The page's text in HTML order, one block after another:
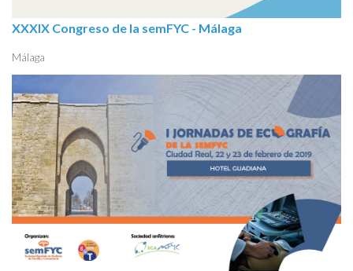
XXXIX Congreso de la semFYC - Málaga
Málaga